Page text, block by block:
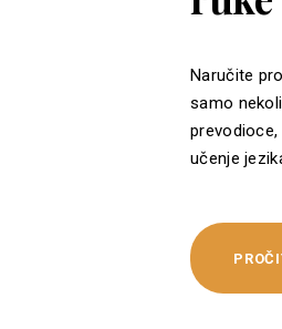
Naručite
samo
učenje